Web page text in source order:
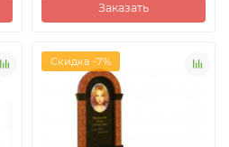
Заказать
Скидка -7%